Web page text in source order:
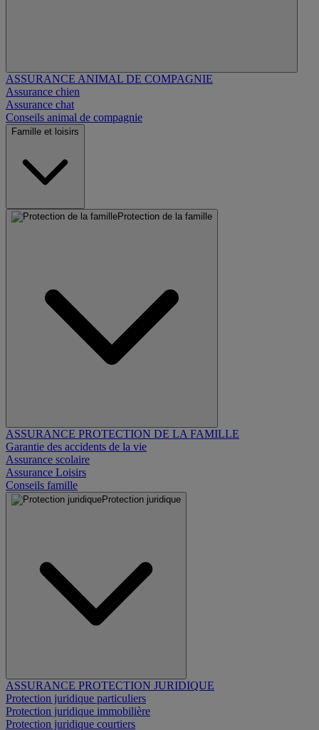
ASSURANCE ANIMAL DE COMPAGNIE
Assurance chien
Assurance chat
Conseils animal de compagnie
Famille et loisirs
Protection de la famille
ASSURANCE PROTECTION DE LA FAMILLE
Garantie des accidents de la vie
Assurance scolaire
Assurance Loisirs
Conseils famille
Protection juridique
ASSURANCE PROTECTION JURIDIQUE
Protection juridique particuliers
Protection juridique immobilière
Protection juridique courtiers